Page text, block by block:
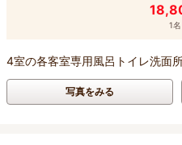
1
4室の各客室専用風呂トイレ洗面
写真をみる